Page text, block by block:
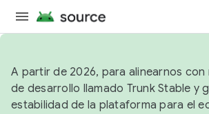
A partir de 2026, para alinearnos
de desarrollo llamado Trunk Stable y
estabilidad de la plataforma para el